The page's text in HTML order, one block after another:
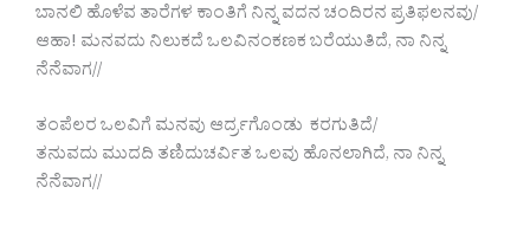
ಬಾನಲಿ ಹೊಳೆವ ತಾರೆಗಳ ಕಾಂತಿಗೆ ನಿನ್ನ ವದನ ಚಂದಿರನ ಪ್ರತಿಫಲನವು/
ಆಹಾ! ಮನವದು ನಿಲುಕದೆ ಒಲವಿನಂಕಣಕ ಬರೆಯುತಿದೆ, ನಾ ನಿನ್ನ
ನೆನೆವಾಗ//
ತಂಪೆಲರ ಒಲವಿಗೆ ಮನವು ಆರ್ದ್ರಗೊಂಡು ಕರಗುತಿದೆ/
ತನುವದು ಮುದದಿ ತಣಿದುಚರ್ವಿತ ಒಲವು ಹೊನಲಾಗಿದೆ, ನಾ ನಿನ್ನ
ನೆನೆವಾಗ//